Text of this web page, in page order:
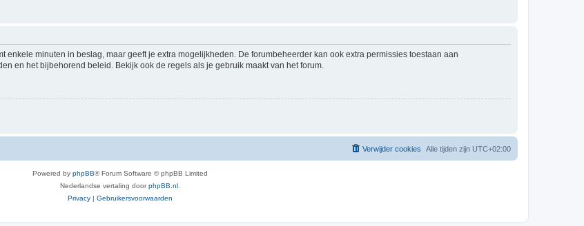
minuten in beslag, maar geeft je extra mogelijkheden. De forumbeheerder kan ook extra permissies toestaan aan
en het bijbehorend beleid. Bekijk ook de regels als je gebruik maakt van het forum.
Alle tijden zijn UTC+02:00
Verwijder cookies
Powered by phpBB® Forum Software © phpBB Limited
Nederlandse vertaling doorphpBB.nl
Privacy | Gebruikersvoorwaarden